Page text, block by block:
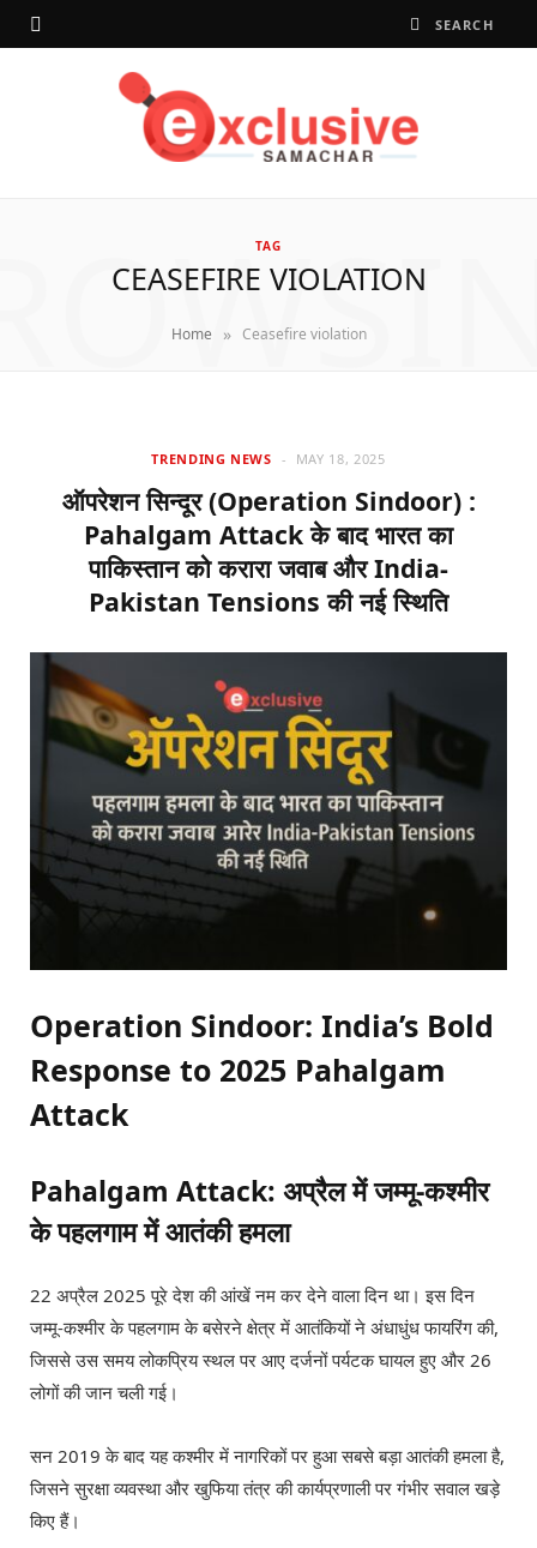
TAG
CEASEFIRE VIOLATION
Home » Ceasefire violation
TRENDING NEWS MAY 18, 2025
ऑपरेशन सिन्दूर (Operation Sindoor) :
Pahalgam Attack के बाद भारत का
पाकिस्तान को करारा जवाब और India-
Pakistan Tensions की नई स्थिति
Operation Sindoor: India’s Bold
Response to 2025 Pahalgam
Attack
Pahalgam Attack: अप्रैल में जम्मू-कश्मीर
के पहलगाम में आतंकी हमला
22 अप्रैल 2025 पूरे देश की आंखें नम कर देने वाला दिन था। इस दिन
जम्मू-कश्मीर के पहलगाम के बसेरने क्षेत्र में आतंकियों ने अंधाधुंध फायरिंग की,
जिससे उस समय लोकप्रिय स्थल पर आए दर्जनों पर्यटक घायल हुए और 26
लोगों की जान चली गई।
सन 2019 के बाद यह कश्मीर में नागरिकों पर हुआ सबसे बड़ा आतंकी हमला है,
जिसने सुरक्षा व्यवस्था और खुफिया तंत्र की कार्यप्रणाली पर गंभीर सवाल खड़े
किए हैं।